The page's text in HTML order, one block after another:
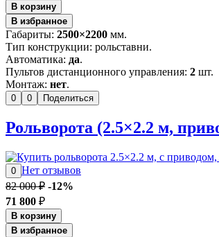
В корзину
В избранное
Габариты: 2500×2200 мм.
Тип конструкции: рольставни.
Автоматика: да.
Пультов дистанционного управления: 2 шт.
Монтаж: нет.
0 0 Поделиться
Рольворота (2.5×2.2 м,
0 Нет отзывов
82 000 ₽ -12%
71 800 ₽
В корзину
В избранное